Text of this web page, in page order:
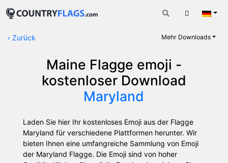
Warenkorb
‹ Zurück Mehr Downloads
Maine Flagge emoji -
kostenloser Download
Maryland
Laden Sie hier Ihr kostenloses Emoji aus der Flagge
Maryland für verschiedene Plattformen herunter. Wir
bieten Ihnen eine umfangreiche Sammlung von Emoji
der Maryland Flagge. Die Emoji sind von hoher